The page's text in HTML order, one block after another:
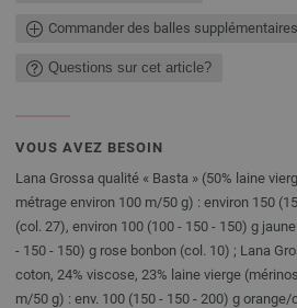
Commander des balles supplémentaires
Questions sur cet article?
VOUS AVEZ BESOIN
Lana Grossa qualité « Basta » (50% laine
métrage environ 100 m/50 g) : environ 150
(col. 27), environ 100 (100 - 150 - 150) g
- 150 - 150) g rose bonbon (col. 10) ; Lana
coton, 24% viscose, 23% laine vierge
m/50 g) : env. 100 (150 - 150 - 200) g